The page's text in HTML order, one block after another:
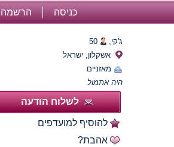
הרשמה כניסה
ג'קי,
50
אשקלון, ישראל
מאזניים
היה אתמול
לשלוח הודעה
להוסיף למועדפים
אהבת?